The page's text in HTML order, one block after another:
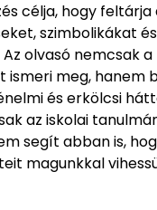
célja, hogy
szimbolikákat
olvasó nemcsak
ismeri meg, hanem
és erkölcsi
az iskolai
segít abban is,
magunkkal